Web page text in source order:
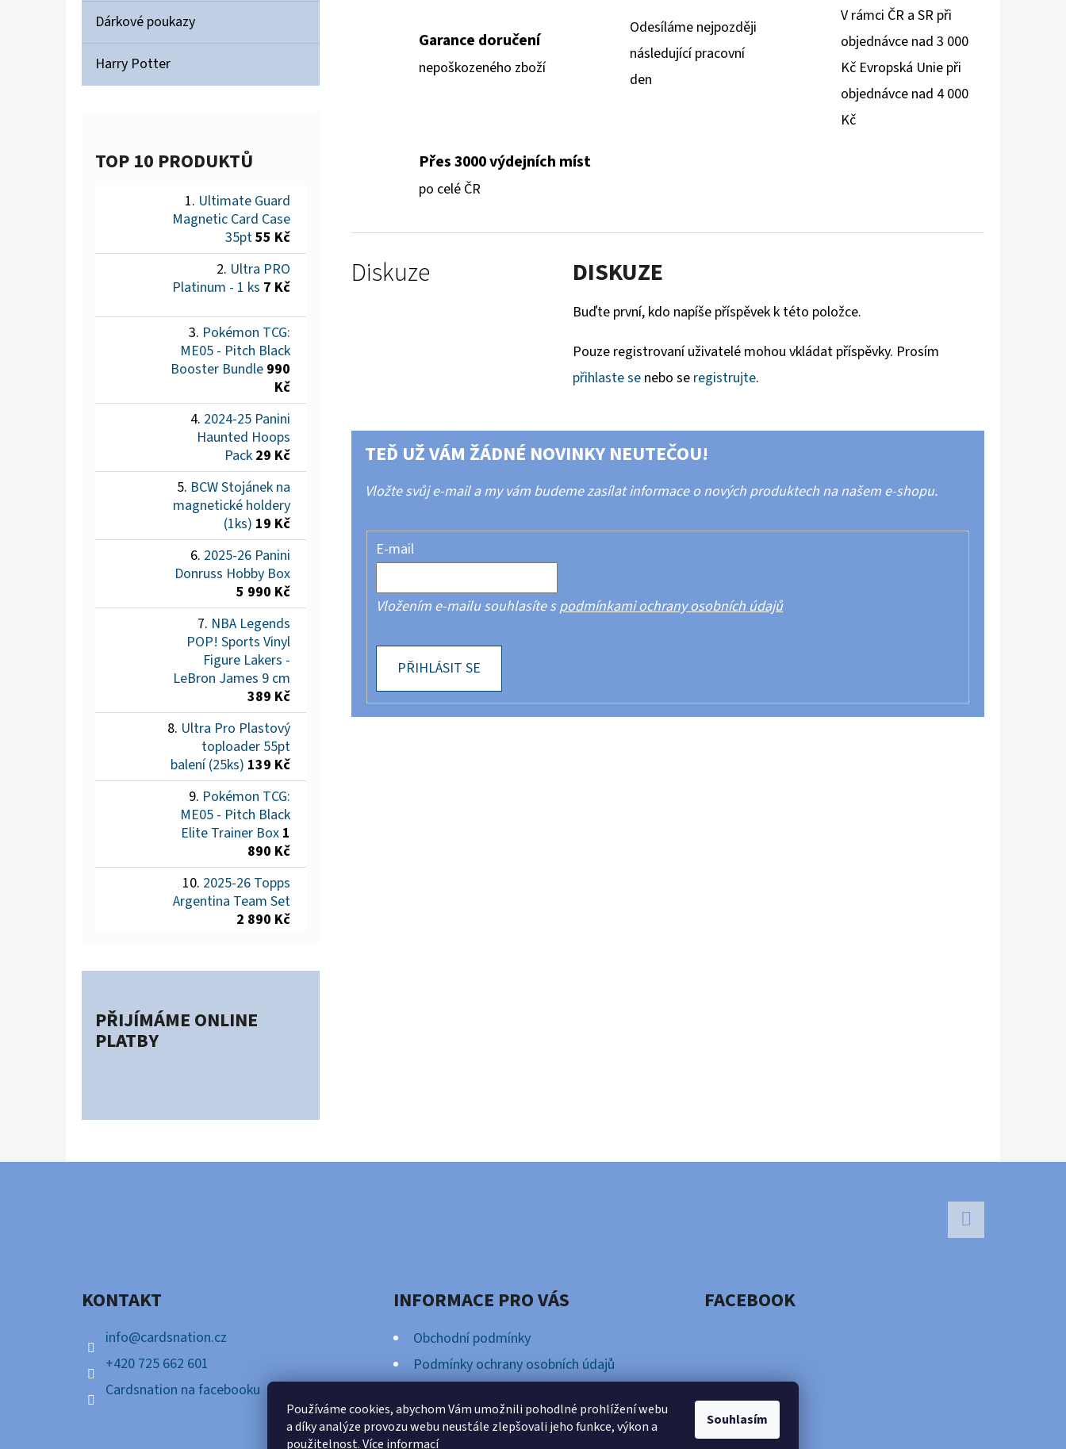
Používáme cookies, abychom Vám umožnili pohodlné prohlížení webu
a díky analýze provozu webu neustále zlepšovali jeho funkce, výkon a
použitelnost.Více informací
Souhlasím
Dárkové poukazy
Harry Potter
TOP 10 PRODUKTŮ
Ultimate Guard
Magnetic Card Case
35pt55 Kč
Ultra PRO
Platinum - 1 ks 7 Kč
Pokémon TCG:
ME05 - Pitch Black
Booster Bundle 990
Kč
2024-25 Panini
Haunted Hoops
Pack 29 Kč
BCW Stojánek na
magnetické holdery
(1ks) 19 Kč
2025-26 Panini
Donruss Hobby Box
5 990 Kč
NBA Legends
POP! Sports Vinyl
Figure Lakers -
LeBron James 9 cm
389 Kč
Ultra Pro Plastový
toploader 55pt
balení (25ks) 139 Kč
Pokémon TCG:
ME05 - Pitch Black
Elite Trainer Box 1
890 Kč
2025-26 Topps
Argentina Team Set
2 890 Kč
PŘIJÍMÁME ONLINE
PLATBY
Garance doručení
nepoškozeného zboží
Odesíláme nejpozději
následující pracovní
den
V rámci ČR a SR při
objednávce nad 3 000
Kč Evropská Unie při
objednávce nad 4 000
Kč
Přes 3000 výdejních míst
po celé ČR
Diskuze DISKUZE
Buďte první, kdo napíše příspěvek k této položce.
Pouze registrovaní uživatelé mohou vkládat příspěvky. Prosím
přihlaste se nebo se registrujte.
TEĎ UŽ VÁM ŽÁDNÉ NOVINKY NEUTEČOU!
Vložte svůj e-mail a my vám budeme zasílat informace o nových produktech na našem e-shopu.
E-mail
Vložením e-mailu souhlasíte spodmínkami ochrany osobních údajů
PŘIHLÁSIT SE
KONTAKT
info@cardsnation.cz
+420 725 662 601
Cardsnation na facebooku
INFORMACE PRO VÁS
Obchodní podmínky
Podmínky ochrany osobních údajů
FACEBOOK